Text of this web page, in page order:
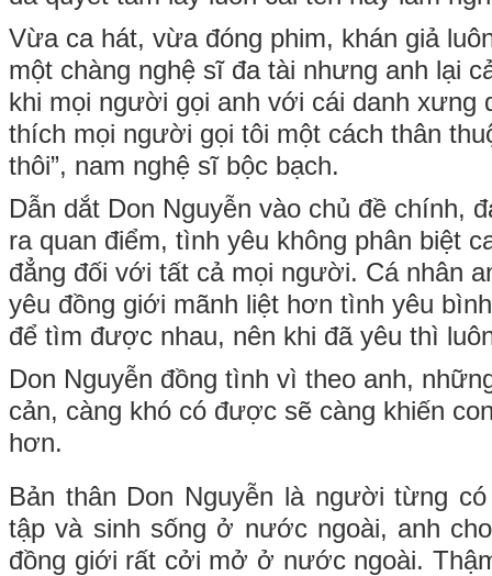
Vừa ca hát, vừa đóng phim, khán giả
một chàng nghệ sĩ đa tài nhưng anh lại
khi mọi người gọi anh với cái danh xưng
thích mọi người gọi tôi một cách thân
thôi”, nam nghệ sĩ bộc bạch.
Dẫn dắt Don Nguyễn vào chủ đề chính,
ra quan điểm, tình yêu không phân biệt
đẳng đối với tất cả mọi người. Cá nhân
yêu đồng giới mãnh liệt hơn tình yêu
để tìm được nhau, nên khi đã yêu thì
Don Nguyễn đồng tình vì theo anh,
cản, càng khó có được sẽ càng khiến
hơn.
Bản thân Don Nguyễn là người từng
tập và sinh sống ở nước ngoài, anh
đồng giới rất cởi mở ở nước ngoài.